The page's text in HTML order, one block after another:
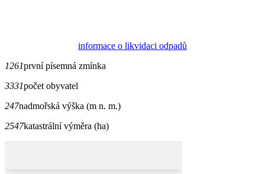
informace o likvidaci odpadů
1261první písemná zmínka
3331počet obyvatel
247nadmořská výška (m n. m.)
2547katastrální výměra (ha)